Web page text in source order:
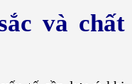
và chất